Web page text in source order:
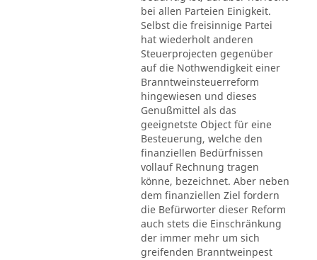
bei allen Parteien Einigkeit.
Selbst die freisinnige Partei
hat wiederholt anderen
Steuerprojecten gegenüber
auf die Nothwendigkeit einer
Branntweinsteuerreform
hingewiesen und dieses
Genußmittel als das
geeignetste Object für eine
Besteuerung, welche den
finanziellen Bedürfnissen
vollauf Rechnung tragen
könne, bezeichnet. Aber neben
dem finanziellen Ziel fordern
die Befürworter dieser Reform
auch stets die Einschränkung
der immer mehr um sich
greifenden Branntweinpest